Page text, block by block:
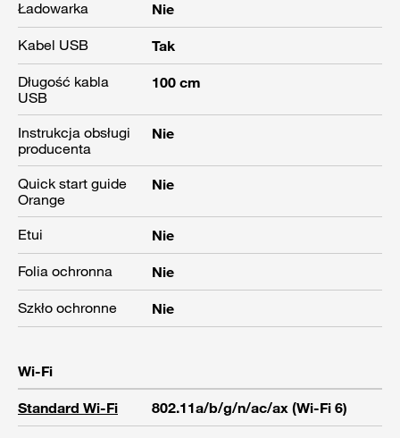
Ładowarka
Nie
Kabel USB
Tak
Długość kabla
USB
100 cm
Instrukcja obsługi
producenta
Nie
Quick start guide
Orange
Nie
Etui
Nie
Folia ochronna
Nie
Szkło ochronne
Nie
Wi-Fi
Standard Wi-Fi 802.11a/b/g/n/ac/ax (Wi-Fi 6)